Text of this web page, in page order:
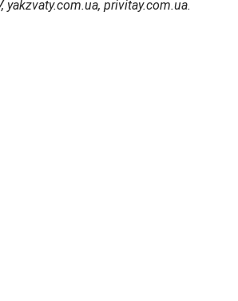
yakzvaty.com.ua, privitay.com.ua.